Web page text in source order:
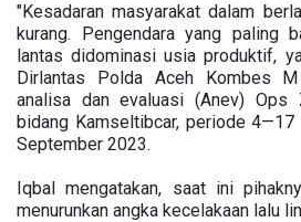
"Kesadaran masyarakat dalam
kurang. Pengendara yang paling
lantas didominasi usia produktif,
Dirlantas Polda Aceh Kombes
analisa dan evaluasi (Anev) Ops
bidang Kamseltibcar, periode 4—17
September 2023.
Iqbal mengatakan, saat ini
menurunkan angka kecelakaan lalu